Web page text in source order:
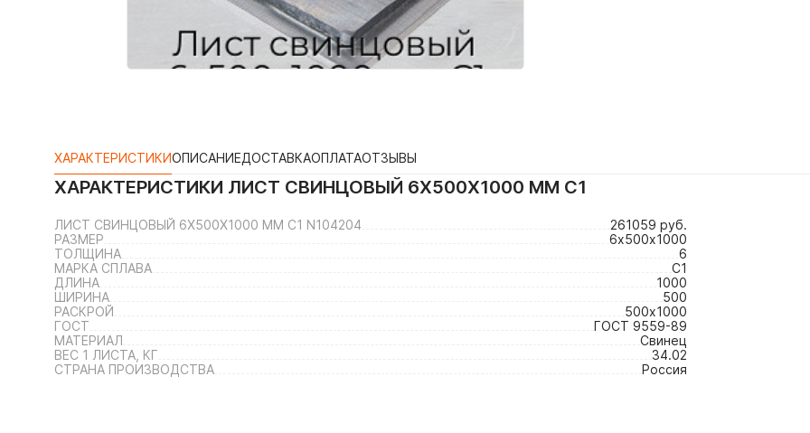
ХАРАКТЕРИСТИКИОПИСАНИЕДОСТАВКАОПЛАТАОТЗЫВЫ
ХАРАКТЕРИСТИКИ ЛИСТ СВИНЦОВЫЙ 6Х500Х1000 ММ С1
ЛИСТ СВИНЦОВЫЙ 6Х500Х1000 ММ С1 N104204
261059 руб.
РАЗМЕР
6х500х1000
ТОЛЩИНА
6
МАРКА СПЛАВА
С1
ДЛИНА
1000
ШИРИНА
500
РАСКРОЙ
500х1000
ГОСТ
ГОСТ 9559-89
МАТЕРИАЛ
Свинец
ВЕС 1 ЛИСТА, КГ
34.02
СТРАНА ПРОИЗВОДСТВА
Россия